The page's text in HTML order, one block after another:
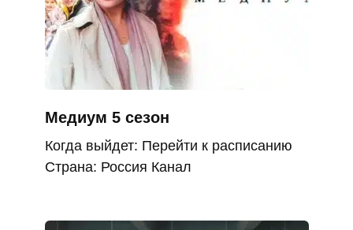
Медиум 5 сезон
Когда выйдет: Перейти к расписанию
Страна: Россия Канал